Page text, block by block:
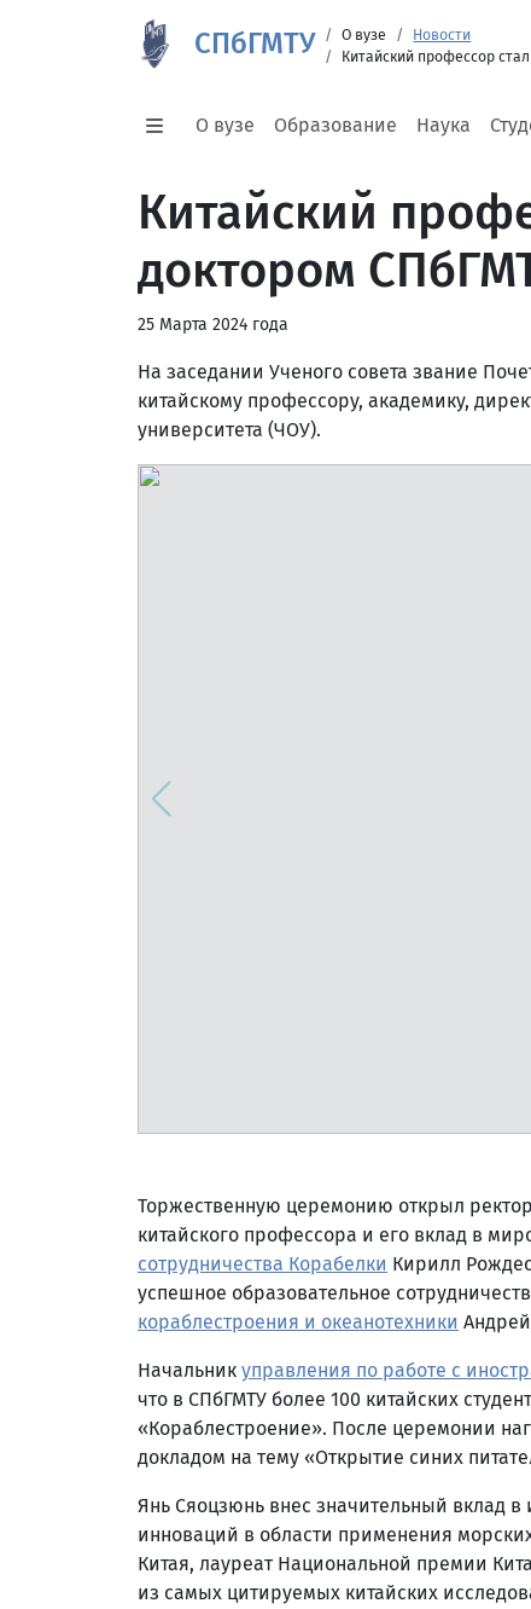
СПбГМТУ О вузе
Новости
Китайский профессор
О вузе Образование Наука
Китайский
доктором
25 Марта 2024 года
На заседании Ученого совета звание
китайскому профессору, академику,
университета (ЧОУ).
Торжественную церемонию открыл
китайского профессора и его вклад в
сотрудничества Корабелки Кирилл
успешное образовательное
кораблестроения и океанотехники
Начальник управления по работе с
что в СПбГМТУ более 100 китайских
«Кораблестроение». После церемонии
докладом на тему «Открытие синих
Янь Сяоцзюнь внес значительный вклад
инноваций в области применения
Китая, лауреат Национальной премии
из самых цитируемых китайских